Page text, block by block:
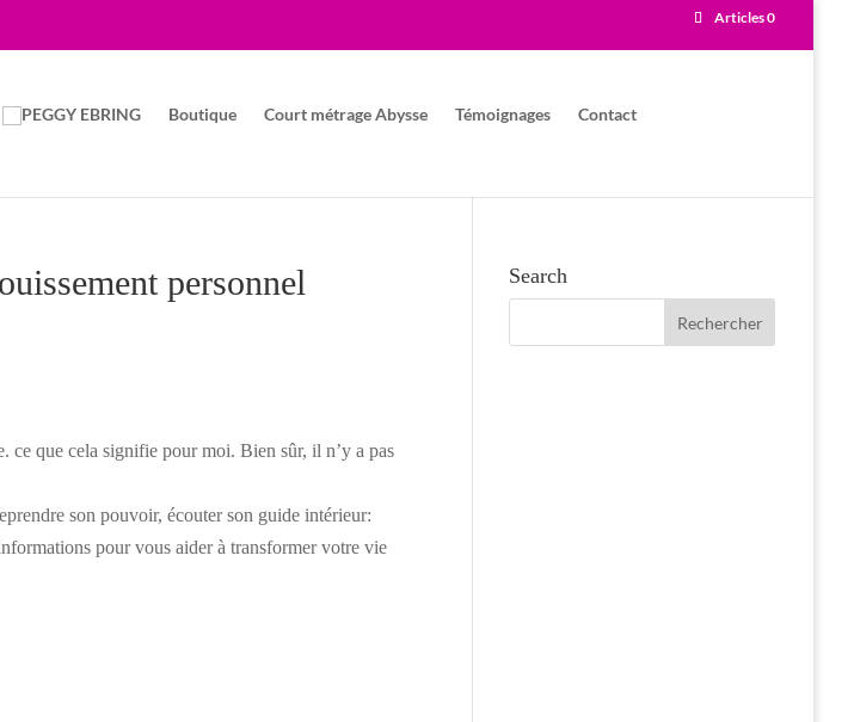
Articles 0
Boutique Court métrage Abysse Témoignages Contact
personnel
ce que cela signifie pour moi. Bien sûr, il n’y a pas
son pouvoir, écouter son guide intérieur:
pour vous aider à transformer votre vie
Search